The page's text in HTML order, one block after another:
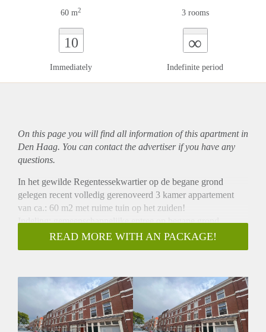
60 m2 3 rooms
10
Immediately
∞
Indefinite period
On this page you will find all information of this apartmentin
Den Haag. You can contact the advertiser if you have any
questions.
In het gewilde Regentessekwartier op de begane grond
gelegen recent volledig gerenoveerd 3 kamer appartement
van ca.: 60 m2 met ruime tuin op het zuiden!
Indeling: gemeenschappelijke entree op begane grond,
gemeenschappelijke hal met brievenbussen en meterkasten.
Entree appartement, gang met bergkast voorzien van
open keuken voorzien van inbouwapparatuur (elektrische
kookplaat, afzuigkap, vaatwasser, koel/vries combinatie en
combi magnetron) en met openslaande deuren naar achter
gelegen L-vormige tuin van ca.: 35 m2.
READ MORE WITH AN PACKAGE!